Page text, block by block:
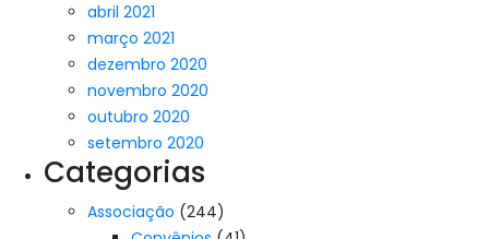
abril 2021
março 2021
dezembro 2020
novembro 2020
outubro 2020
setembro 2020
Categorias
Associação (244)